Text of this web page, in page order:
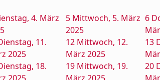
4. März
5 Mittwoch, 5. März
2025
6
11.
2025
12 Mittwoch, 12.
März 2025
13
18.
19 Mittwoch, 19.
20